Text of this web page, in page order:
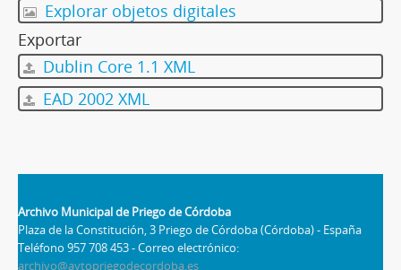
Explorar objetos digitales
Exportar
Dublin Core 1.1 XML
EAD 2002 XML
Archivo Municipal de Priego de Córdoba
Plaza de la Constitución, 3 Priego de Córdoba (Córdoba) - España
Teléfono 957 708 453 - Correo electrónico:
archivo@aytopriegodecordoba.es